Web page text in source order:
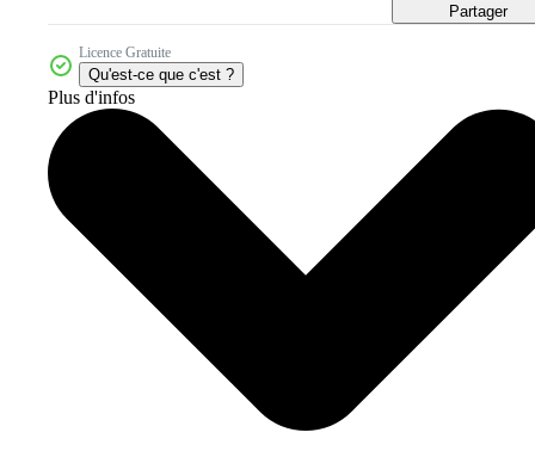
Partager
Licence Gratuite
Qu'est-ce que c'est ?
Plus d'infos